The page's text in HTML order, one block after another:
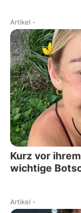
Artikel -
Kurz vor
wichtige
Artikel -